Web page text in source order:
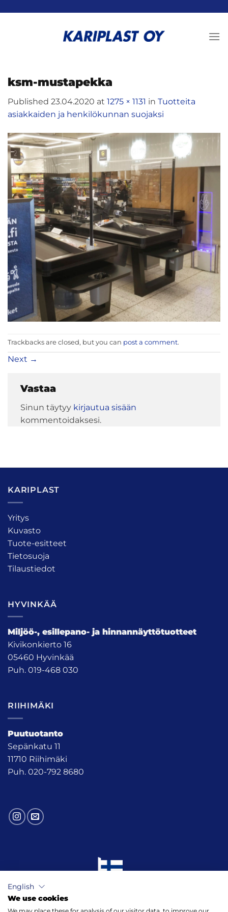
ksm-mustapekka
Published 23.04.2020 at 1275 × 1131 in Tuotteita
asiakkaiden ja henkilökunnan suojaksi
Trackbacks are closed, but you can post a comment.
Next →
Vastaa
Sinun täytyy kirjautua sisään
kommentoidaksesi.
KARIPLAST
Yritys
Kuvasto
Tuote-esitteet
Tietosuoja
Tilaustiedot
HYVINKÄÄ
Miljöö-, esillepano- ja hinnannäyttötuotteet
Kivikonkierto 16
05460 Hyvinkää
Puh. 019-468 030
RIIHIMÄKI
Puutuotanto
Sepänkatu 11
11710 Riihimäki
Puh. 020-792 8680
English
We use cookies